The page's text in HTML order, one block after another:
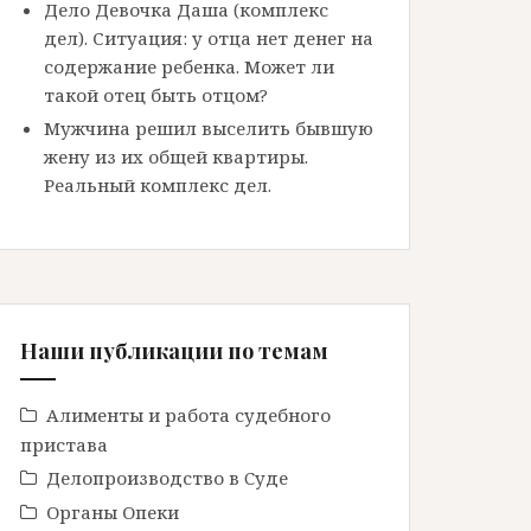
Дело Девочка Даша (комплекс
дел). Ситуация: у отца нет денег на
содержание ребенка. Может ли
такой отец быть отцом?
Мужчина решил выселить бывшую
жену из их общей квартиры.
Реальный комплекс дел.
Наши публикации по темам
Алименты и работа судебного
пристава
Делопроизводство в Cуде
Органы Опеки